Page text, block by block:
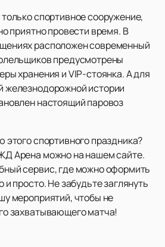
спортивное сооружение,
приятно провести время. В
расположен современный
предусмотрены
хранения и VIP-стоянка. А для
железнодорожной истории
настоящий паровоз
этого спортивного праздника?
Арена можно на нашем сайте.
сервис, где можно оформить
и просто. Не забудьте заглянуть
мероприятий, чтобы не
захватывающего матча!